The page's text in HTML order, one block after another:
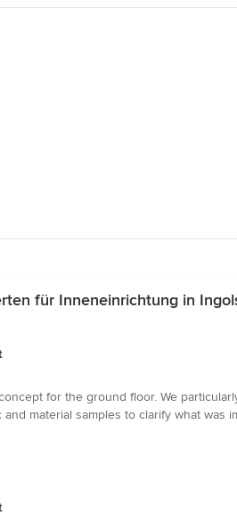
für Inneneinrichtung in
for the ground floor. We
material samples to clarify what